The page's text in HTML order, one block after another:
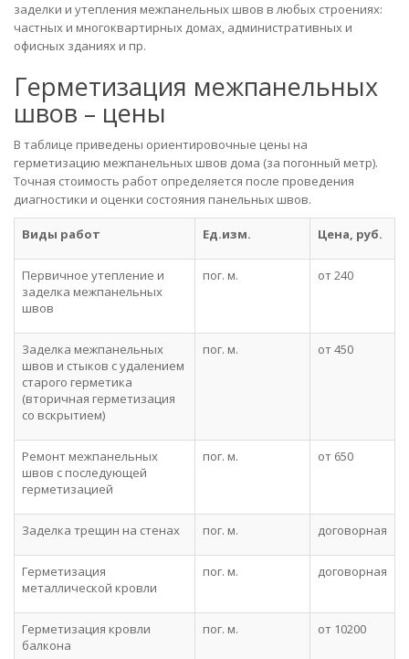
заделки и утепления межпанельных швов в любых строениях:
частных и многоквартирных домах, административных и
офисных зданиях и пр.
Герметизация межпанельных
швов – цены
В таблице приведены ориентировочные цены на
герметизацию межпанельных швов дома (за погонный метр).
Точная стоимость работ определяется после проведения
диагностики и оценки состояния панельных швов.
Виды работ Ед.изм. Цена, руб.
Первичное утепление и
заделка межпанельных
швов
пог. м. от 240
Заделка межпанельных
швов и стыков с удалением
старого герметика
(вторичная герметизация
со вскрытием)
пог. м. от 450
Ремонт межпанельных
швов с последующей
герметизацией
пог. м. от 650
Заделка трещин на стенах пог. м. договорная
Герметизация
металлической кровли
пог. м. договорная
Герметизация кровли
балкона
пог. м. от 10200